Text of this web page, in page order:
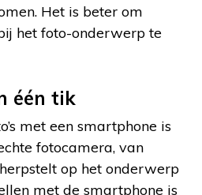
Het is beter om
het foto-onderwerp te
één tik
met een smartphone is
fotocamera, van
op het onderwerp
met de smartphone is